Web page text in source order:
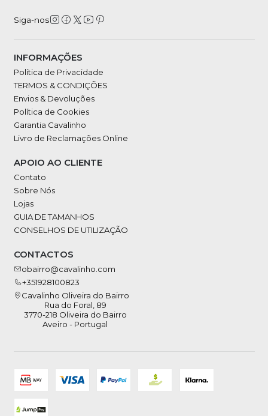
Siga-nos
INFORMAÇÕES
Política de Privacidade
TERMOS & CONDIÇÕES
Envios & Devoluções
Política de Cookies
Garantia Cavalinho
Livro de Reclamações Online
APOIO AO CLIENTE
Contato
Sobre Nós
Lojas
GUIA DE TAMANHOS
CONSELHOS DE UTILIZAÇÃO
CONTACTOS
obairro@cavalinho.com
+351928100823
Cavalinho Oliveira do Bairro
Rua do Foral, 89
3770-218 Oliveira do Bairro
Aveiro - Portugal